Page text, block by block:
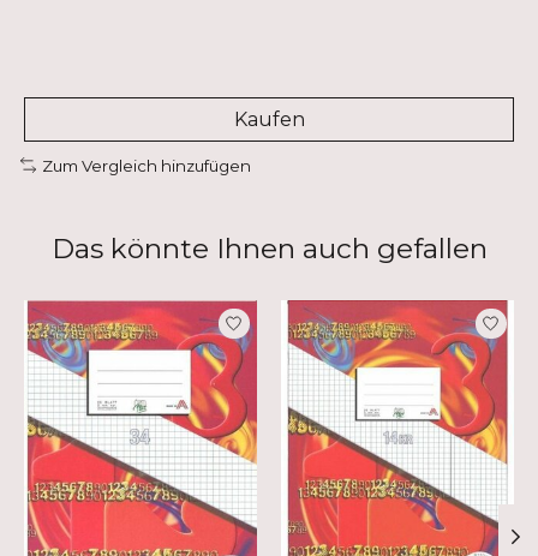
Kaufen
Zum Vergleich hinzufügen
Das könnte Ihnen auch gefallen
Produkt-Karussell-Artikel